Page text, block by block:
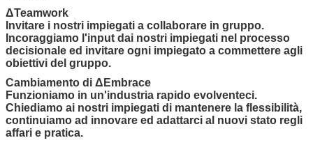
ΔTeamwork
Invitare i nostri impiegati a collaborare in gruppo.
Incoraggiamo l'input dai nostri impiegati nel processo
decisionale ed invitare ogni impiegato a commettere agli
obiettivi del gruppo.
Cambiamento di ΔEmbrace
Funzioniamo in un'industria rapido evolventeci.
Chiediamo ai nostri impiegati di mantenere la flessibilità,
continuiamo ad innovare ed adattarci al nuovi stato regli
affari e pratica.